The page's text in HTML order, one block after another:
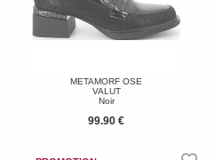
METAMORF OSE
VALUT
Noir
99.90 €